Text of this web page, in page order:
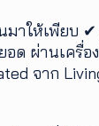
มาให้เพียบ
อด ผ่านเครื่อ
จาก